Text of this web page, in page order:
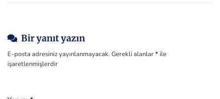
Bir yanıt yazın
E-posta adresiniz yayınlanmayacak.Gerekli alanlar* ile
işaretlenmişlerdir